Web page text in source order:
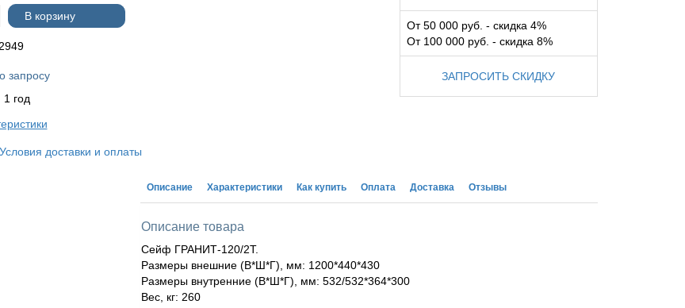
В корзину
От 50 000 руб. - скидка 4%
От 100 000 руб. - скидка 8%
ЗАПРОСИТЬ СКИДКУ
2949
запросу
1 год
доставки и оплаты
Описание Характеристики Как купить Оплата Доставка Отзывы
Описание товара
Сейф ГРАНИТ-120/2Т.
Размеры внешние (В*Ш*Г), мм: 1200*440*430
Размеры внутренние (В*Ш*Г), мм: 532/532*364*300
Вес, кг: 260